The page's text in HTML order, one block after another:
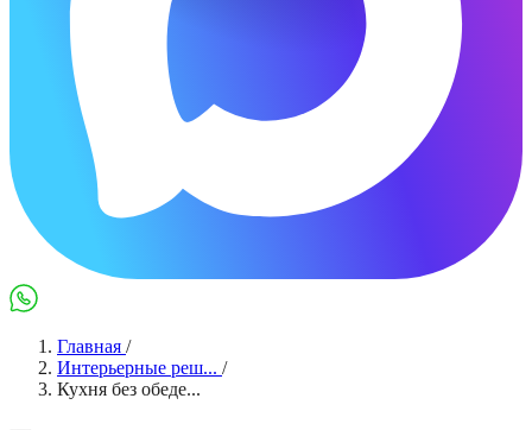
MaxWhatsApp
Главная /
Интерьерные реш... /
Кухня без обеде...